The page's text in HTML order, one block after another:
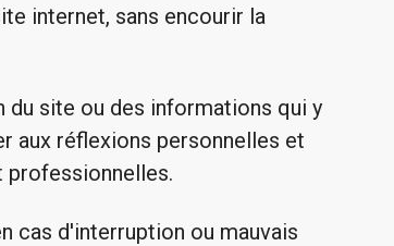
internet, sans encourir la
site ou des informations qui y
aux réflexions personnelles et
professionnelles.
cas d'interruption ou mauvais